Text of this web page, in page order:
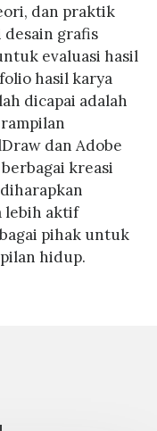
dan praktik
grafis
evaluasi hasil
hasil karya
dicapai adalah
dan Adobe
kreasi
lebih aktif
pihak untuk
hidup.